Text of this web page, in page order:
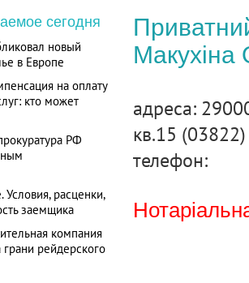
сегодня
новый
в Европе
на оплату
кто может
РФ
Условия, расценки,
заемщика
компания
рейдерского
Макухіна
адреса:
кв.15
телефон: